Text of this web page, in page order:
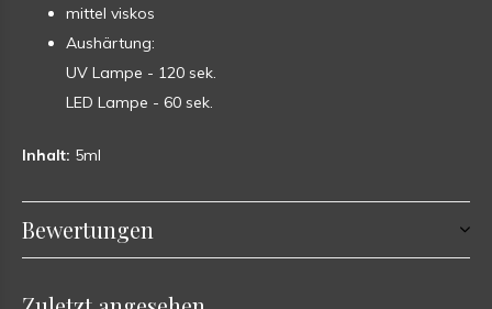
mittel viskos
Aushärtung:
UV Lampe - 120 sek.
LED Lampe - 60 sek.
Inhalt: 5ml
Bewertungen